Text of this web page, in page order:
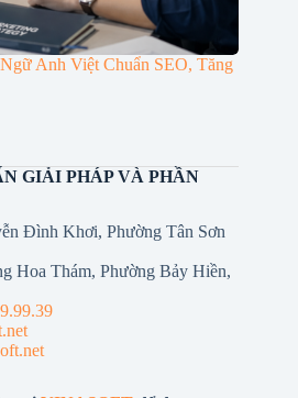
Anh Việt Chuẩn SEO, Tăng
GIẢI PHÁP VÀ PHẦN
Đình Khơi, Phường Tân Sơn
Hoa Thám, Phường Bảy Hiền,